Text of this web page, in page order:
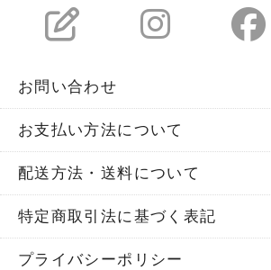
お問い合わせ
お支払い方法について
配送方法・送料について
特定商取引法に基づく表記
プライバシーポリシー